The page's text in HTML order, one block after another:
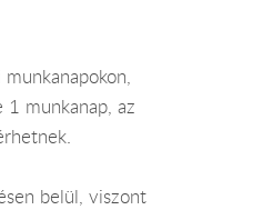
munkanap, az
belül, viszont